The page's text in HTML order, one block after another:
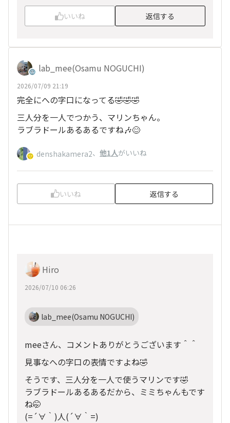
いいね 返信する
lab_mee(Osamu NOGUCHI)
2026/07/09 21:19
完全にへの字口になってる🤣🤣🤣
三人分を一人でつかう、マリンちゃん。
ラブラドールあるあるですね🎶😊
denshakamera2、 他1人がいいね
いいね 返信する
Hiro
2026/07/10 06:26
lab_mee(Osamu NOGUCHI)
meeさん、コメントありがとうございます＾＾
見事なへの字口の表情ですよね🤣
そうです、三人分を一人で使うマリンです🤣
ラブラドールあるあるだから、ミミちゃんもです
ね🤭
(=´∀｀)人(´∀｀=)